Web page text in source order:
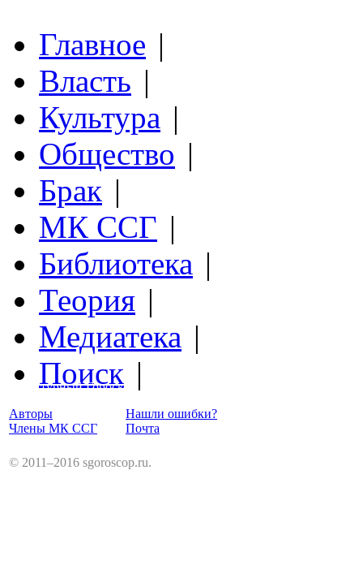
Главное |
Власть |
Культура |
Общество |
Брак |
МК ССГ |
Библиотека |
Теория |
Медиатека |
Поиск |
Структурный Гороскоп
Авторы
Члены МК ССГ
Нашли ошибки?
Почта
© 2011–2016 sgoroscop.ru.